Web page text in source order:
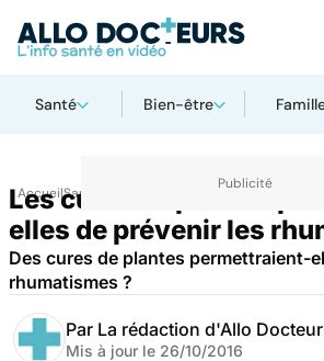
Santé Bien-être
AccueilSanté
Les cures de plantes
elles de prévenir les
Des cures de plantes permettraient-
rhumatismes ?
Par La rédaction d'Allo
Mis à jour le 26/10/2016